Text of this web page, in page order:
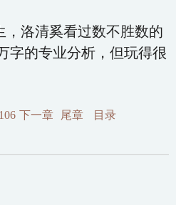
，洛清奚看过数不胜数的
字的专业分析，但玩得很
下一章 尾章 目录